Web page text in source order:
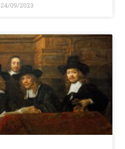
24/09/2023